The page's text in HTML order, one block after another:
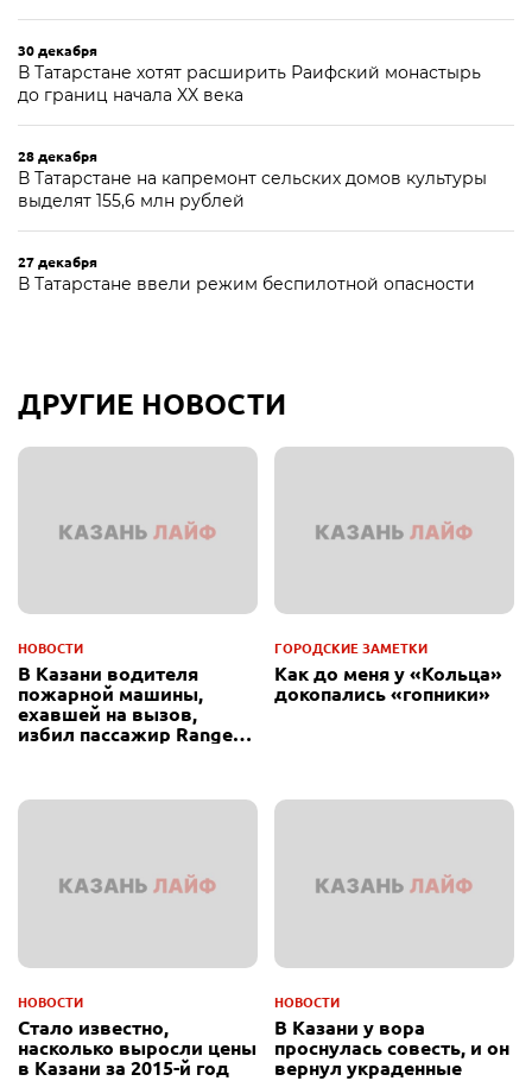
30 декабря
В Татарстане хотят расширить Раифский монастырь
до границ начала XX века
28 декабря
В Татарстане на капремонт сельских домов культуры
выделят 155,6 млн рублей
27 декабря
В Татарстане ввели режим беспилотной опасности
ДРУГИЕ НОВОСТИ
НОВОСТИ
В Казани водителя
пожарной машины,
ехавшей на вызов,
избил пассажир Range
ГОРОДСКИЕ ЗАМЕТКИ
Как до меня у «Кольца»
докопались «гопники»
НОВОСТИ
Стало известно,
насколько выросли цены
в Казани за 2015-й год
НОВОСТИ
В Казани у вора
проснулась совесть, и он
вернул украденные